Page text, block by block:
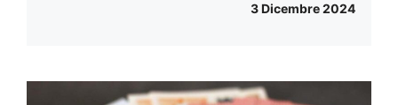
3 Dicembre 2024